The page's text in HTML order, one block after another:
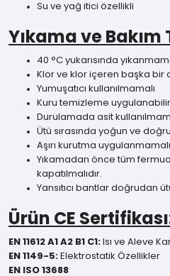
Su ve yağ itici özellikli
Yıkama ve
40 °C yukarısında
Klor ve klor içeren başka bir
Yumuşatıcı kullanılmamalı
Kuru temizleme uygulanabilir
Durulamada asit
Ütü sırasında yoğun ve
Aşırı kurutma
Yıkamadan önce tüm
kapatılmalıdır.
Yansıtıcı bantlar doğrudan
Ürün CE
EN 11612 A1 A2 B1 C1: Isı ve Aleve
EN 1149-5: Elektrostatik Özellikler
EN ISO 13688